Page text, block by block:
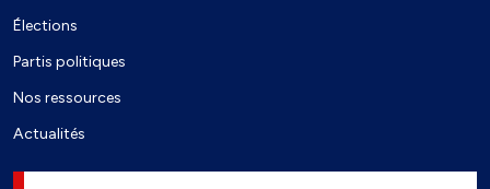
Élections
Partis politiques
Nos ressources
Actualités